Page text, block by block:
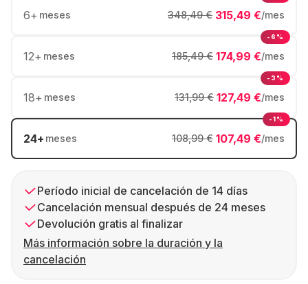
6+ meses 315,49 €/mes
348,49 €
12+ meses 174,99 €/mes
185,49 €
-6%
18+ meses 127,49 €/mes
131,99 €
-3%
24+ meses 107,49 €/mes
108,99 €
-1%
Período inicial de cancelación de 14 días
Cancelación mensual después de 24 meses
Devolución gratis al finalizar
Más información sobre la duración y la
cancelación